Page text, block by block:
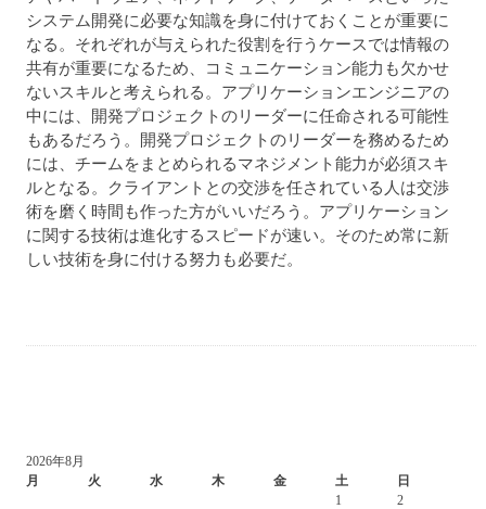
システム開発に必要な知識を身に付けておくことが重要に
なる。それぞれが与えられた役割を行うケースでは情報の
共有が重要になるため、コミュニケーション能力も欠かせ
ないスキルと考えられる。アプリケーションエンジニアの
中には、開発プロジェクトのリーダーに任命される可能性
もあるだろう。開発プロジェクトのリーダーを務めるため
には、チームをまとめられるマネジメント能力が必須スキ
ルとなる。クライアントとの交渉を任されている人は交渉
術を磨く時間も作った方がいいだろう。アプリケーション
に関する技術は進化するスピードが速い。そのため常に新
しい技術を身に付ける努力も必要だ。
2026年8月
月
火 水 木 金 土
日
1
2